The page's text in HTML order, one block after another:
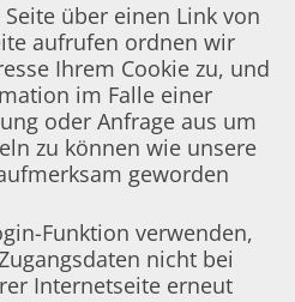
über einen Link von
aufrufen ordnen wir
Ihrem Cookie zu, und
im Falle einer
oder Anfrage aus um
zu können wie unsere
geworden
Funktion verwenden,
nicht bei
Internetseite erneut